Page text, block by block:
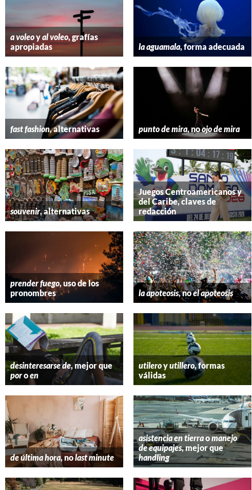
a voleoyal voleo, grafías
apropiadas
la aguamala, forma adecuada
fast fashion, alternativas punto de mira, noojo de mira
souvenir, alternativas
Juegos Centroamericanos y
del Caribe, claves de
redacción
prender fuego, uso de los
pronombres
la apoteosis, noel apoteosis
desinteresarse de, mejor que
poroen
utileroyutillero, formas
válidas
de última hora, nolast minute
asistencia en tierraomanejo
de equipajes, mejor que
handling